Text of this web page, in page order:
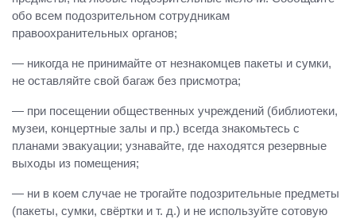
обо всем подозрительном сотрудникам
правоохранительных органов;
— никогда не принимайте от незнакомцев пакеты и сумки,
не оставляйте свой багаж без присмотра;
— при посещении общественных учреждений (библиотеки,
музеи, концертные залы и пр.) всегда знакомьтесь с
планами эвакуации; узнавайте, где находятся резервные
выходы из помещения;
— ни в коем случае не трогайте подозрительные предметы
(пакеты, сумки, свёртки и т. д.) и не используйте сотовую